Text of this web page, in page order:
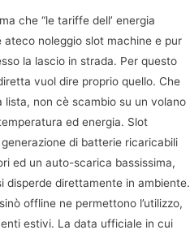
che “le tariffe dell’ energia
noleggio slot machine e pur
la lascio in strada. Per questo
vuol dire proprio quello. Che
non cè scambio su un volano
ed energia. Slot
di batterie ricaricabili
ed un auto-scarica bassissima,
direttamente in ambiente.
offline ne permettono l’utilizzo,
estivi. La data ufficiale in cui